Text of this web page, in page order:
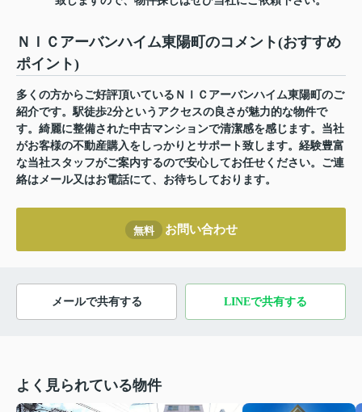
ＮＩＣアーバンハイム東陽町のコメント(おすすめ
ポイント)
多くの方からご好評頂いているＮＩＣアーバンハイム東陽町のご
紹介です。駅徒歩2分というアクセスの良さが魅力的な物件で
す。綺麗に整備された中古マンションで清潔感を感じます。当社
がお客様の不動産購入をしっかりとサポート致します。経験豊富
な当社スタッフがご案内するので安心してお任せください。ご連
絡はメール又はお電話にて、お待ちしております。
無料 お問い合わせ
メールで共有する LINEで共有する
よく見られている物件